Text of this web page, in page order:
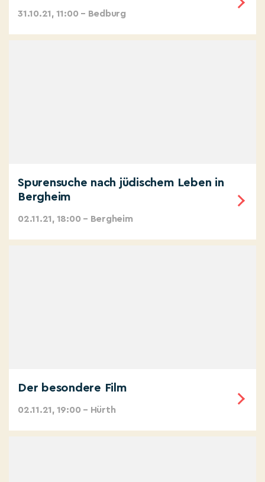
31.10.21, 11:00 – Bedburg
Spurensuche nach jüdischem Leben in
Bergheim
02.11.21, 18:00 – Bergheim
Der besondere Film
02.11.21, 19:00 – Hürth